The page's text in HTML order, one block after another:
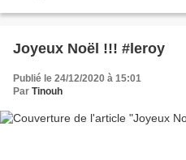
Joyeux Noël !!! #leroy
Publié le 24/12/2020 à 15:01
Par Tinouh